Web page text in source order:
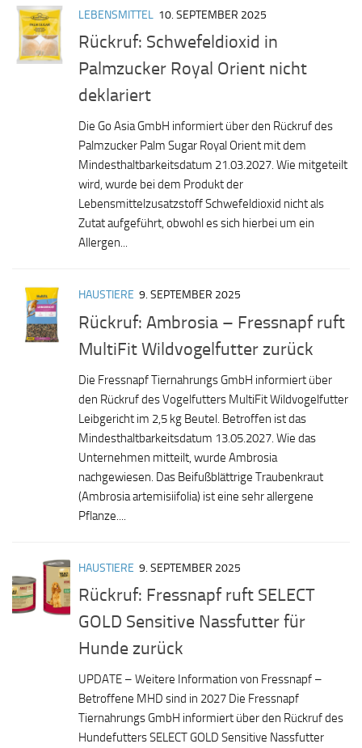
LEBENSMITTEL 10. SEPTEMBER 2025
Rückruf: Schwefeldioxid in
Palmzucker Royal Orient nicht
deklariert
Die Go Asia GmbH informiert über den Rückruf des
Palmzucker Palm Sugar Royal Orient mit dem
Mindesthaltbarkeitsdatum 21.03.2027. Wie mitgeteilt
wird, wurde bei dem Produkt der
Lebensmittelzusatzstoff Schwefeldioxid nicht als
Zutat aufgeführt, obwohl es sich hierbei um ein
Allergen...
HAUSTIERE 9. SEPTEMBER 2025
Rückruf: Ambrosia – Fressnapf ruft
MultiFit Wildvogelfutter zurück
Die Fressnapf Tiernahrungs GmbH informiert über
den Rückruf des Vogelfutters MultiFit Wildvogelfutter
Leibgericht im 2,5 kg Beutel. Betroffen ist das
Mindesthaltbarkeitsdatum 13.05.2027. Wie das
Unternehmen mitteilt, wurde Ambrosia
nachgewiesen. Das Beifußblättrige Traubenkraut
(Ambrosia artemisiifolia) ist eine sehr allergene
Pflanze....
HAUSTIERE 9. SEPTEMBER 2025
Rückruf: Fressnapf ruft SELECT
GOLD Sensitive Nassfutter für
Hunde zurück
UPDATE – Weitere Information von Fressnapf –
Betroffene MHD sind in 2027 Die Fressnapf
Tiernahrungs GmbH informiert über den Rückruf des
Hundefutters SELECT GOLD Sensitive Nassfutter